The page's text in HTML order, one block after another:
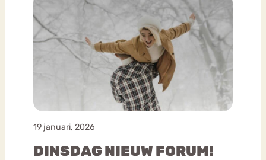
19 januari, 2026
DINSDAG NIEUW FORUM!